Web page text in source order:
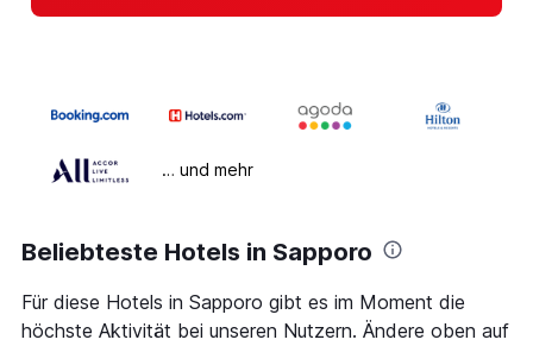
… und mehr
Beliebteste Hotels in Sapporo
Für diese Hotels in Sapporo gibt es im Moment die
höchste Aktivität bei unseren Nutzern. Ändere oben auf